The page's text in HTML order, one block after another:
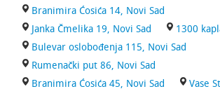
Branimira Ćosića 14, Novi Sad
Janka Čmelika 19, Novi Sad
1300
Bulevar oslobođenja 115, Novi Sad
Rumenački put 86, Novi Sad
Branimira Ćosića 45, Novi Sad
Vase